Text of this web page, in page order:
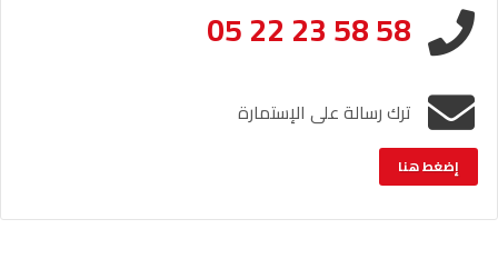
05 22 23 58 58
ترك رسالة على الإستمارة
إضغط هنا